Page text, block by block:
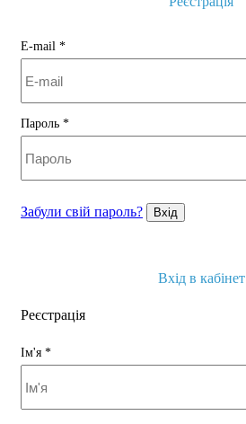
E-mail *
Пароль *
Забули свій пароль? Вхід
Вхід в кабінет
Реєстрація
Ім'я *